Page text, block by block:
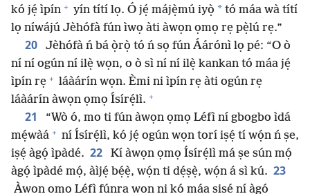
kó jẹ́ ìpín + yín títí lọ. Ó jẹ́ májẹ̀mú iyọ̀ * tó máa wà títí
lọ níwájú Jèhófà fún ìwọ àti àwọn ọmọ rẹ pẹ̀lú rẹ.”
20
Jèhófà ń bá ọ̀rọ̀ tó ń sọ fún Áárónì lọ pé: “O ò
ní ní ogún ní ilẹ̀ wọn, o ò sì ní ní ilẹ̀ kankan tó máa jẹ́
ìpín rẹ + láàárín wọn. Èmi ni ìpín rẹ àti ogún rẹ
láàárín àwọn ọmọ Ísírẹ́lì. +
21
“Wò ó, mo ti fún àwọn ọmọ Léfì ní gbogbo ìdá
mẹ́wàá + ní Ísírẹ́lì, kó jẹ́ ogún wọn torí iṣẹ́ tí wọ́n ń ṣe,
iṣẹ́ àgọ́ ìpàdé. 22
Kí àwọn ọmọ Ísírẹ́lì má ṣe sún mọ́
àgọ́ ìpàdé mọ́, àìjẹ́ bẹ́ẹ̀, wọ́n ti dẹ́ṣẹ̀, wọ́n á sì kú. 23
Àwọn ọmọ Léfì fúnra wọn ni kó máa ṣiṣẹ́ ní àgọ́